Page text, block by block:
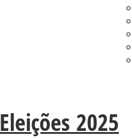
Eleições 2025